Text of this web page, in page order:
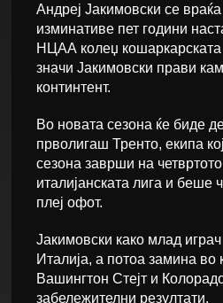
Андреј Јакимовски се
изминативе пет години
НЦАА колеџ
значи Јакимовски прави
континтент.
Во новата сезона ќе биде
прволигаш Тренто, екипа
сезона заврши на
италијанската лига и беше
плеј офот.
Јакимовски како млад
Италија, а потоа замина во
Вашингтон Стејт и
забележителни резултати.